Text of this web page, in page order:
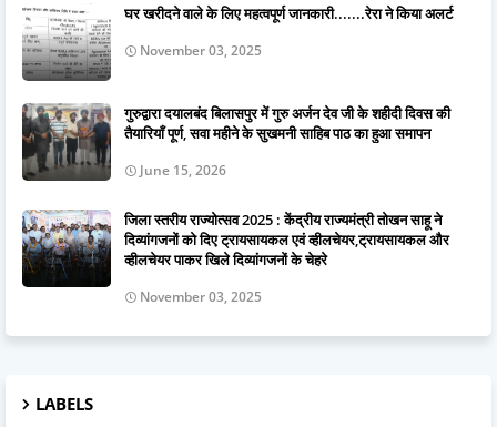
घर खरीदने वाले के लिए महत्वपूर्ण जानकारी.......रेरा ने किया अलर्ट
November 03, 2025
गुरुद्वारा दयालबंद बिलासपुर में गुरु अर्जन देव जी के शहीदी दिवस की
तैयारियाँ पूर्ण, सवा महीने के सुखमनी साहिब पाठ का हुआ समापन
June 15, 2026
जिला स्तरीय राज्योत्सव 2025 : केंद्रीय राज्यमंत्री तोखन साहू ने
दिव्यांगजनों को दिए ट्रायसायकल एवं व्हीलचेयर,ट्रायसायकल और
व्हीलचेयर पाकर खिले दिव्यांगजनों के चेहरे
November 03, 2025
LABELS